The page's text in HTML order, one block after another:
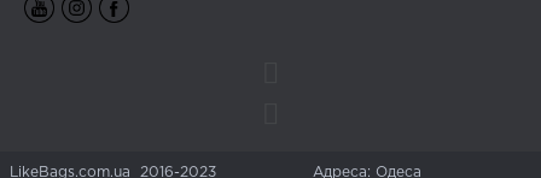
LikeBags.com.ua 2016-2023 Адреса: Одеса